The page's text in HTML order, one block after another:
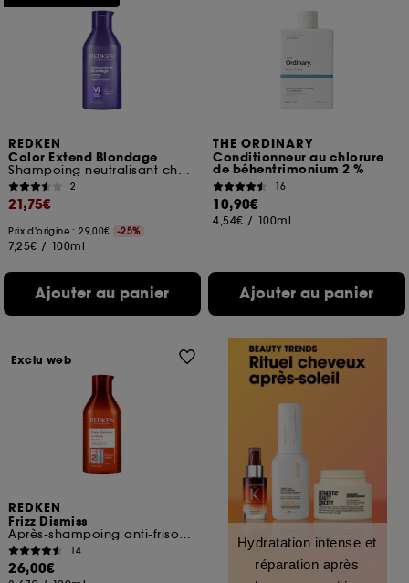
REDKEN
Color Extend Blondage
Shampoing neutralisant cheveux blonds
2
21,75€
Prix d'origine : 29,00€ -25%
7,25€ / 100ml
Ajouter au panier
THE ORDINARY
Conditionneur au chlorure
de béhentrimonium 2 %
16
10,90€
4,54€ / 100ml
Ajouter au panier
REDKEN
Frizz Dismiss
Après-shampoing anti-frisottis cheveux fins et cheveux épais
14
26,00€
Exclu web
Hydratation intense et
réparation après